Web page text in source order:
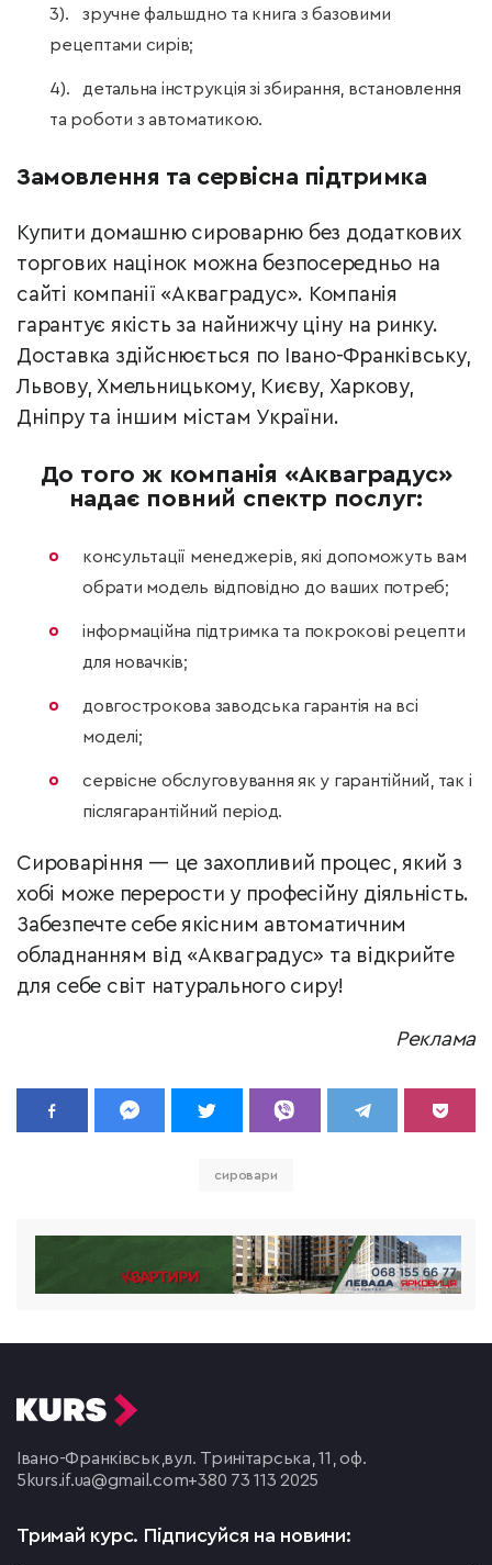
зручне фальшдно та книга з базовими
рецептами сирів;
детальна інструкція зі збирання, встановлення
та роботи з автоматикою.
Замовлення та сервісна підтримка
Купити домашню сироварню без додаткових
торгових націнок можна безпосередньо на
сайті компанії «Акваградус». Компанія
гарантує якість за найнижчу ціну на ринку.
Доставка здійснюється по Івано-Франківську,
Львову, Хмельницькому, Києву, Харкову,
Дніпру та іншим містам України.
До того ж компанія «Акваградус»
надає повний спектр послуг:
консультації менеджерів, які допоможуть вам
обрати модель відповідно до ваших потреб;
інформаційна підтримка та покрокові рецепти
для новачків;
довгострокова заводська гарантія на всі
моделі;
сервісне обслуговування як у гарантійний, так і
післягарантійний період.
Сироваріння — це захопливий процес, який з
хобі може перерости у професійну діяльність.
Забезпечте себе якісним автоматичним
обладнанням від «Акваградус» та відкрийте
для себе світ натурального сиру!
Реклама
сировари
Івано-Франківськ,вул. Тринітарська, 11, оф.
5 kurs.if.ua@gmail.com+380 73 113 2025
Тримай курс. Підписуйся на новини: